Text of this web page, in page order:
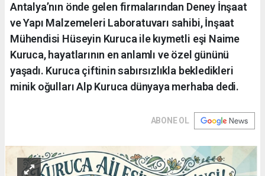
Antalya’nın önde gelen firmalarından Deney İnşaat
ve Yapı Malzemeleri Laboratuvarı sahibi, İnşaat
Mühendisi Hüseyin Kuruca ile kıymetli eşi Naime
Kuruca, hayatlarının en anlamlı ve özel gününü
yaşadı. Kuruca çiftinin sabırsızlıkla bekledikleri
minik oğulları Alp Kuruca dünyaya merhaba dedi.
ABONE OL